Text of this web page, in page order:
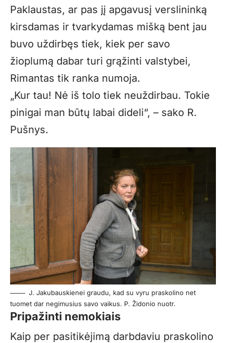
Paklaustas, ar pas jį apgavusį verslininką
kirsdamas ir tvarkydamas mišką bent jau
buvo uždirbęs tiek, kiek per savo
žioplumą dabar turi grąžinti valstybei,
Rimantas tik ranka numoja.
„Kur tau! Nė iš tolo tiek neuždirbau. Tokie
pinigai man būtų labai dideli“, – sako R.
Pušnys.
J. Jakubauskienei graudu, kad su vyru praskolino net
tuomet dar negimusius savo vaikus. P. Židonio nuotr.
Pripažinti nemokiais
Kaip per pasitikėjimą darbdaviu praskolino